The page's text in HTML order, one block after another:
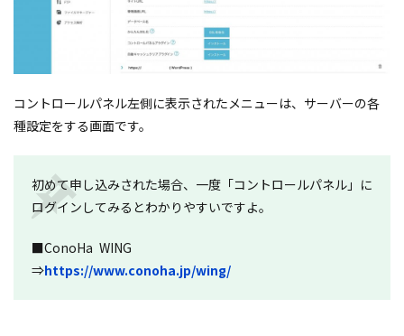
コントロールパネル左側に表示されたメニューは、サーバーの各
種設定をする画面です。
初めて申し込みされた場合、一度「コントロールパネル」に
ログインしてみるとわかりやすいですよ。
■ConoHa WING
⇒ https://www.conoha.jp/wing/